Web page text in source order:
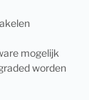
mogelijk
worden